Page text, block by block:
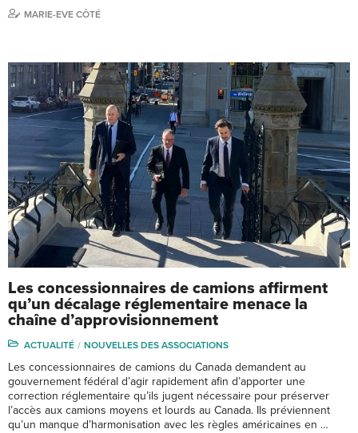
MARIE-EVE CÔTÉ
Les concessionnaires de camions affirment
qu’un décalage réglementaire menace la
chaîne d’approvisionnement
ACTUALITÉ NOUVELLES DES ASSOCIATIONS
Les concessionnaires de camions du Canada demandent au
gouvernement fédéral d’agir rapidement afin d’apporter une
correction réglementaire qu’ils jugent nécessaire pour préserver
l’accès aux camions moyens et lourds au Canada. Ils préviennent
qu’un manque d’harmonisation avec les règles américaines en …